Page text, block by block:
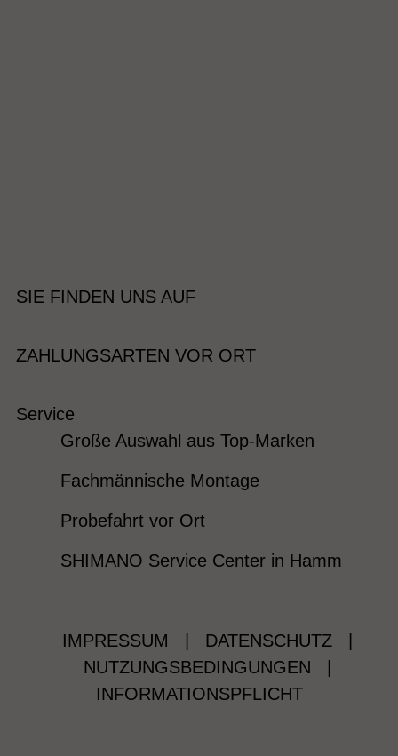
SIE FINDEN UNS AUF
ZAHLUNGSARTEN VOR ORT
Service
Große Auswahl aus Top-Marken
Fachmännische Montage
Probefahrt vor Ort
SHIMANO Service Center in Hamm
IMPRESSUM DATENSCHUTZ
NUTZUNGSBEDINGUNGEN
INFORMATIONSPFLICHT